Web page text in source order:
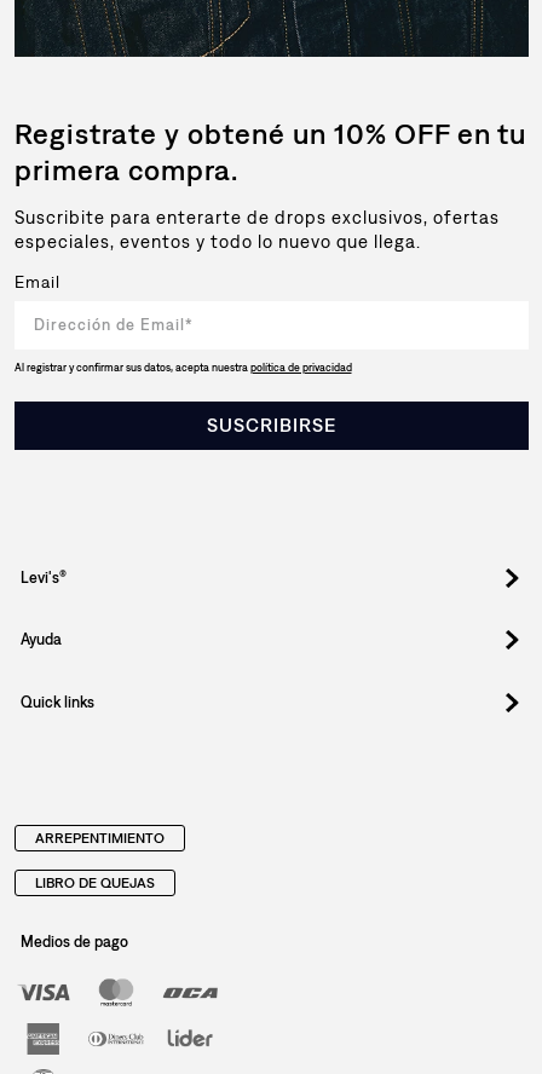
Registrate y obtené un 10% OFF en tu
primera compra.
Suscribite para enterarte de drops exclusivos, ofertas
especiales, eventos y todo lo nuevo que llega.
Email
Al registrar y confirmar sus datos, acepta nuestrapolítica de privacidad
SUSCRIBIRSE
Levi's®
Ayuda
Quick links
ARREPENTIMIENTO
LIBRO DE QUEJAS
Medios de pago